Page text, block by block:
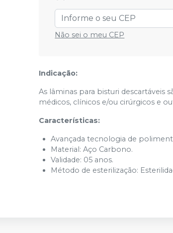
N° 22
Cód.10.010.00064
Não sei o meu CEP
Indicação:
As lâminas para bisturi
médicos, clínicos e/ou cirúrgicos e
Características:
Avançada tecnologia de
Material: Aço Carbono.
Validade: 05 anos.
Método de esterilização: